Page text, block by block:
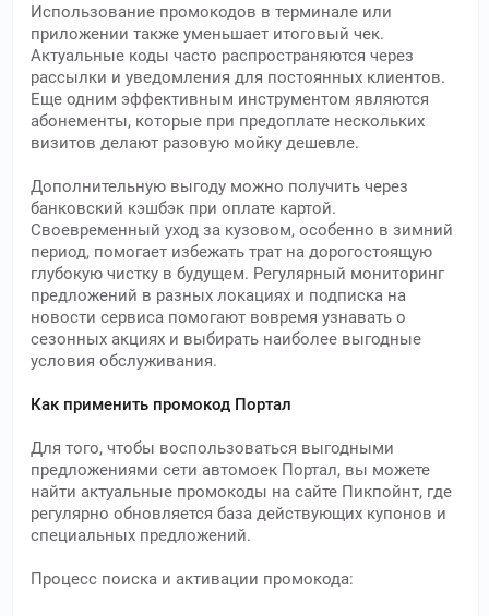
Использование промокодов в терминале или
приложении также уменьшает итоговый чек.
Актуальные коды часто распространяются через
рассылки и уведомления для постоянных клиентов.
Еще одним эффективным инструментом являются
абонементы, которые при предоплате нескольких
визитов делают разовую мойку дешевле.
Дополнительную выгоду можно получить через
банковский кэшбэк при оплате картой.
Своевременный уход за кузовом, особенно в зимний
период, помогает избежать трат на дорогостоящую
глубокую чистку в будущем. Регулярный мониторинг
предложений в разных локациях и подписка на
новости сервиса помогают вовремя узнавать о
сезонных акциях и выбирать наиболее выгодные
условия обслуживания.
Как применить промокод Портал
Для того, чтобы воспользоваться выгодными
предложениями сети автомоек Портал, вы можете
найти актуальные промокоды на сайте Пикпойнт, где
регулярно обновляется база действующих купонов и
специальных предложений.
Процесс поиска и активации промокода: